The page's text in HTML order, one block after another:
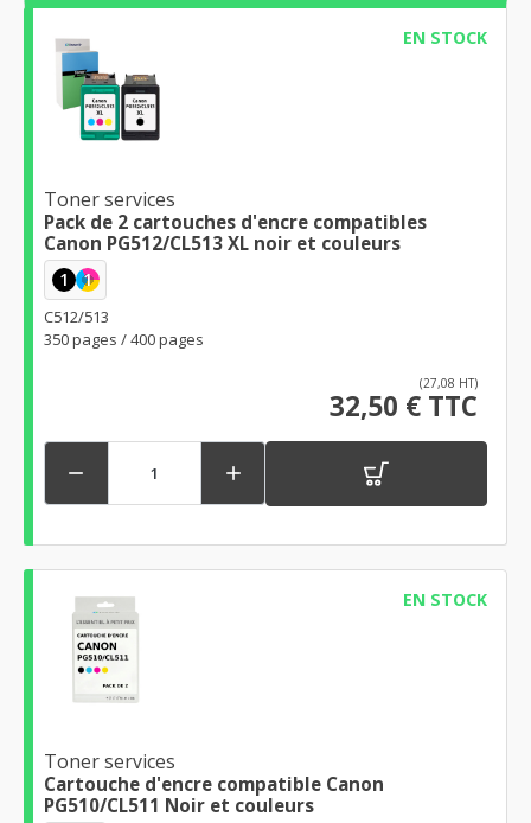
EN STOCK
Toner services
Pack de 2 cartouches d'encre compatibles
Canon PG512/CL513 XL noir et couleurs
1 1
C512/513
350 pages / 400 pages
(27,08 HT)
32,50 € TTC
 
EN STOCK
Toner services
Cartouche d'encre compatible Canon
PG510/CL511 Noir et couleurs